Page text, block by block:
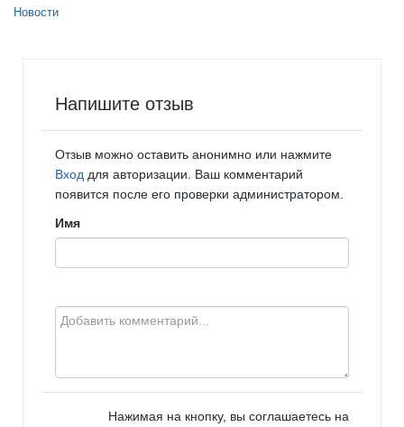
Новости
Напишите отзыв
Отзыв можно оставить анонимно или нажмите
Вход для авторизации. Ваш комментарий
появится после его проверки администратором.
Имя
Нажимая на кнопку, вы соглашаетесь на